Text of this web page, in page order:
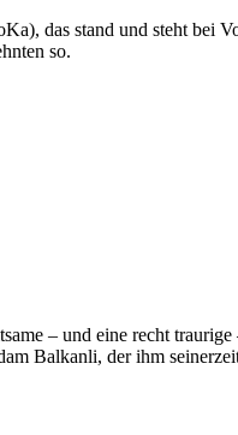
das stand und steht bei
so.
– und eine recht
Balkanli, der ihm